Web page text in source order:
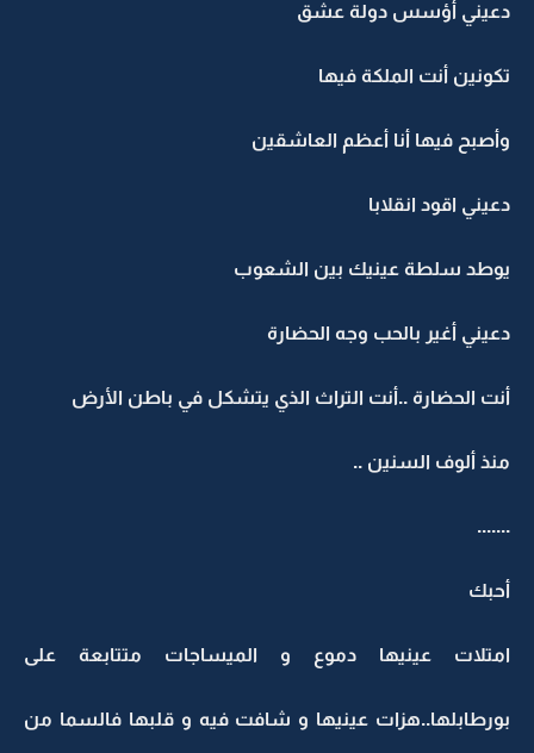
دعيني أؤسس دولة عشق
تكونين أنت الملكة فيها
وأصبح فيها أنا أعظم العاشقين
دعيني اقود انقلابا
يوطد سلطة عينيك بين الشعوب
دعيني أغير بالحب وجه الحضارة
أنت الحضارة ..أنت التراث الذي يتشكل في باطن الأرض
منذ ألوف السنين ..
.......
أحبك
امتلات عينيها دموع و الميساجات متتابعة على
بورطابلها..هزات عينيها و شافت فيه و قلبها فالسما من